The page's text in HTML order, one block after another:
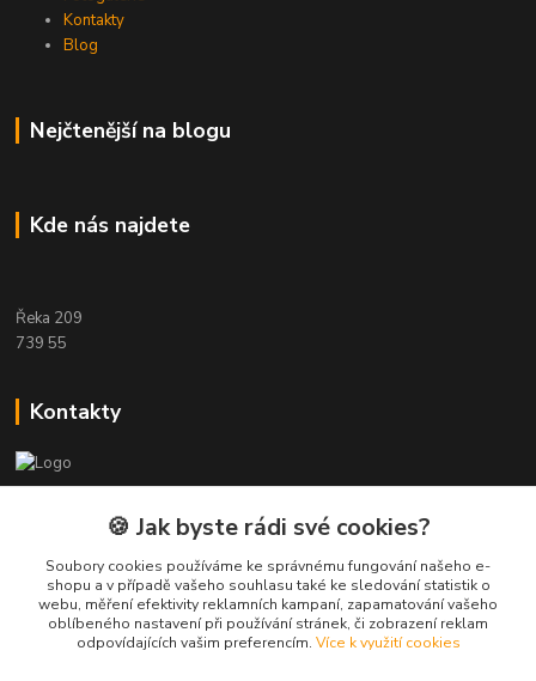
Kontakty
Blog
Nejčtenější na blogu
Kde nás najdete
Řeka 209
739 55
Kontakty
Zákaznická podpora Eshop-rychle
+420 604 391 361
info@etwool.cz
🍪 Jak byste rádi své cookies?
Soubory cookies používáme ke správnému fungování našeho e-
shopu a v případě vašeho souhlasu také ke sledování statistik o
webu, měření efektivity reklamních kampaní, zapamatování vašeho
oblíbeného nastavení při používání stránek, či zobrazení reklam
odpovídajících vašim preferencím. Více k využití cookies